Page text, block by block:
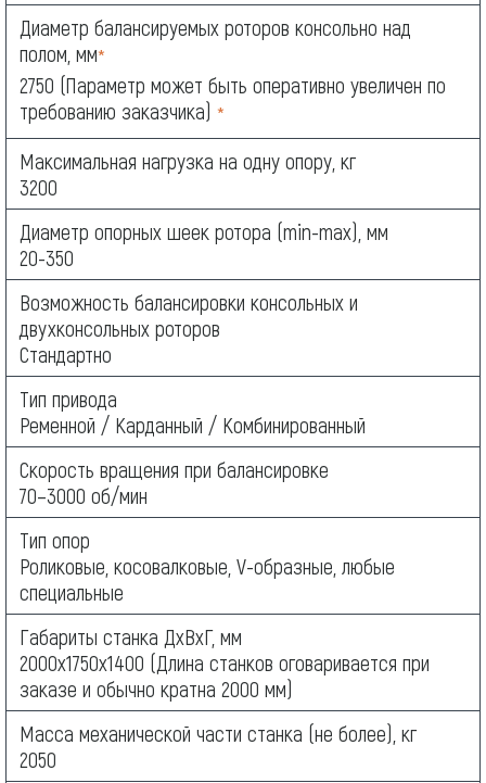
Диаметр балансируемых роторов консольно над
полом, мм*
2750 (Параметр может быть оперативно увеличен по
требованию заказчика) *
Максимальная нагрузка на одну опору, кг
3200
Диаметр опорных шеек ротора (min-max), мм
20-350
Возможность балансировки консольных и
двухконсольных роторов
Стандартно
Тип привода
Ременной / Карданный / Комбинированный
Скорость вращения при балансировке
70–3000 об/мин
Тип опор
Роликовые, косовалковые, V-образные, любые
специальные
Габариты станка ДхВхГ, мм
2000х1750х1400 (Длина станков оговаривается при
заказе и обычно кратна 2000 мм)
Масса механической части станка (не более), кг
2050